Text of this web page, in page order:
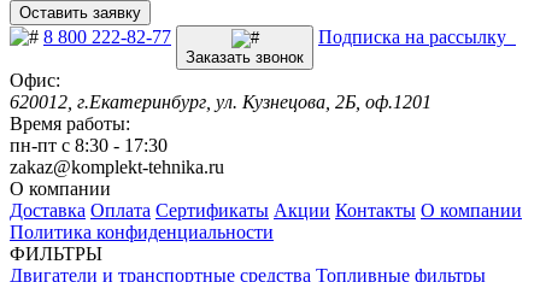
Оставить заявку
8 800 222-82-77
Заказать звонок
Подписка на рассылку
Офис:
620012, г.Екатеринбург, ул. Кузнецова, 2Б, оф.1201
Время работы:
пн-пт с 8:30 - 17:30
zakaz@komplekt-tehnika.ru
О компании
Доставка Оплата Сертификаты Акции Контакты О компании
Политика конфиденциальности
ФИЛЬТРЫ
Двигатели и транспортные средства Топливные фильтры